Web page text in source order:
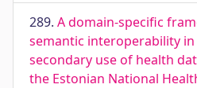
289. A domain-speciﬁc
semantic interoperability
secondary use of health
the Estonian National